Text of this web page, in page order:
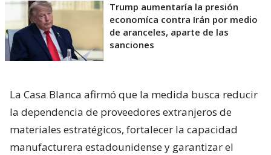
Trump aumentaría la presión
economíca contra Irán por medio
de aranceles, aparte de las
sanciones
La Casa Blanca afirmó que la medida busca reducir
la dependencia de proveedores extranjeros de
materiales estratégicos, fortalecer la capacidad
manufacturera estadounidense y garantizar el